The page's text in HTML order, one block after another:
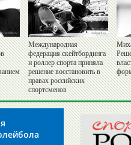
Международная
федерация скейтбординга
и роллер спорта приняла
решение восстановить в
правах российских
спортсменов